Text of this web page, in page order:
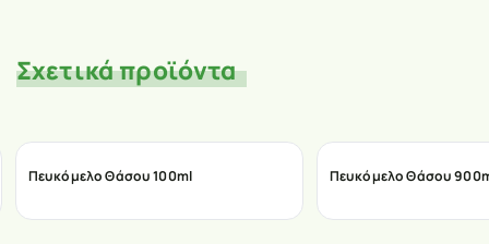
Σχετικά προϊόντα
Πευκόμελο Θάσου 100ml Πευκόμελο Θάσου